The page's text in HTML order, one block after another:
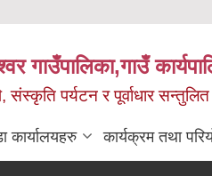
गाउँपालिका,गाउँ
संस्कृति पर्यटन र पूर्वाधार
कार्यालयहरु कार्यक्रम तथा